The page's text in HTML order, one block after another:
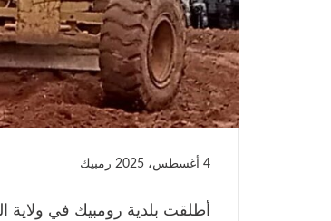
4 أغسطس، 2025 رمبيك
أطلقت بلدية رومبيك في ولاية